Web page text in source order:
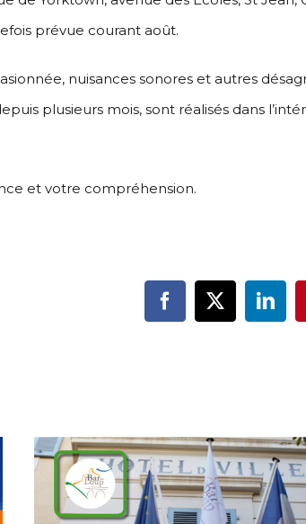
prévue courant août.
nuisances sonores et autres
plusieurs mois, sont réalisés dans
et votre compréhension.
Facebook
X